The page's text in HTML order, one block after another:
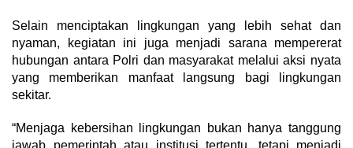
Selain menciptakan lingkungan yang lebih sehat dan
nyaman, kegiatan ini juga menjadi sarana mempererat
hubungan antara Polri dan masyarakat melalui aksi nyata
yang memberikan manfaat langsung bagi lingkungan
sekitar.
“Menjaga kebersihan lingkungan bukan hanya tanggung
jawab pemerintah atau institusi tertentu, tetapi menjadi